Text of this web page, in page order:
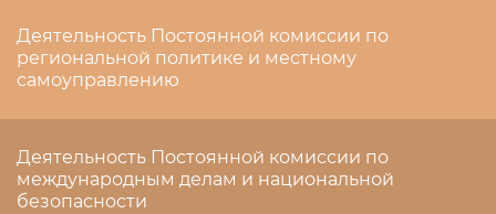
Деятельность Постоянной комиссии по
региональной политике и местному
самоуправлению
Деятельность Постоянной комиссии по
международным делам и национальной
безопасности